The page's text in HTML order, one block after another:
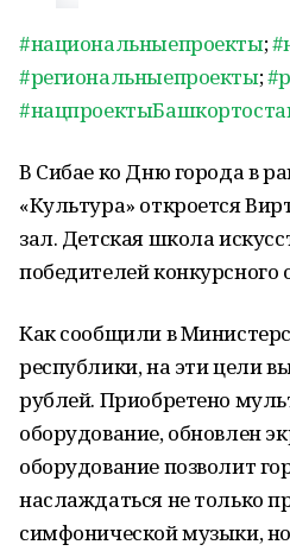
#национальныепроекты;
#региональныепроекты;
В Сибае ко Дню города в
«Культура» откроется
зал. Детская школа
победителей конкурсного
Как сообщили в
республики, на эти цели
рублей. Приобретено
оборудование, обновлен
оборудование позволит
наслаждаться не только
симфонической музыки,